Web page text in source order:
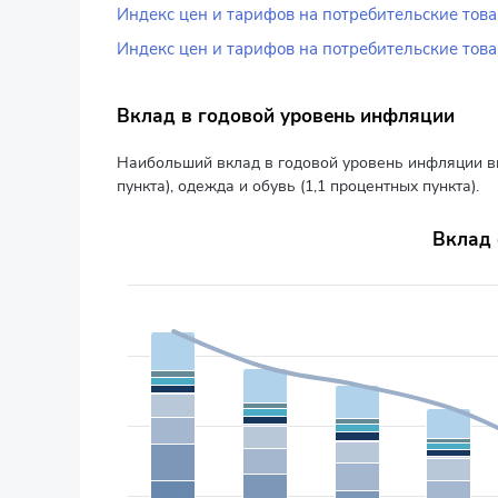
Индекс цен и тарифов на потребительские
Индекс цен и тарифов на потребительские
Вклад в годовой уровень инфляции
Наибольший вклад в годовой уровень инфляции
пункта), одежда и обувь (1,1 процентных пункта).
Вклад основных групп товаров в инфляцию
в процентах, прирост
The chart has 2 Y axes displaying values, and values.
Вклад